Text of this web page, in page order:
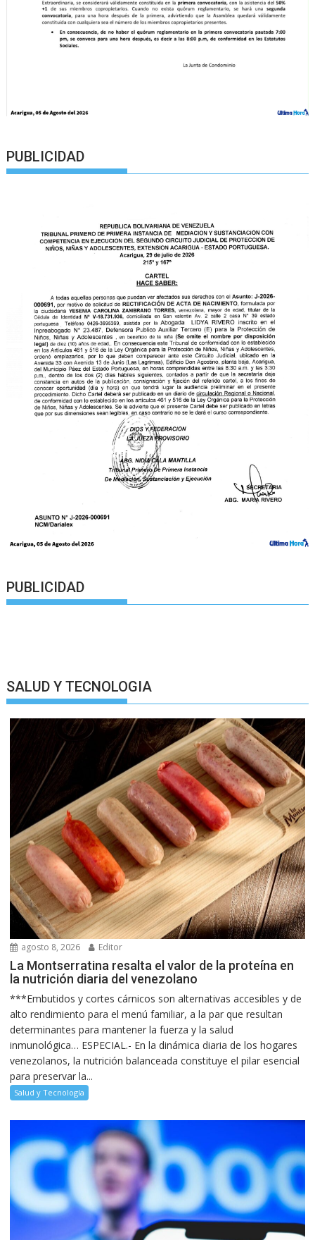
PUBLICIDAD
PUBLICIDAD
SALUD Y TECNOLOGIA
agosto 8, 2026 Editor
La Montserratina resalta el valor de la proteína en
la nutrición diaria del venezolano
***Embutidos y cortes cárnicos son alternativas accesibles y de
alto rendimiento para el menú familiar, a la par que resultan
determinantes para mantener la fuerza y la salud
inmunológica… ESPECIAL.- En la dinámica diaria de los hogares
venezolanos, la nutrición balanceada constituye el pilar esencial
para preservar la...
Salud y Tecnología